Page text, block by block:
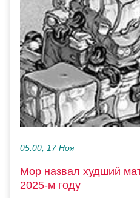
05:00, 17 Ноя
Мор назвал худший
2025‑м году